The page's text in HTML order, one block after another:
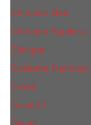
Christian Dior
Christina Aguilera
Сliniquе
Costume National
Creed
Davidoff